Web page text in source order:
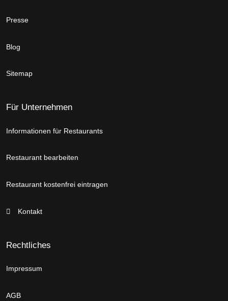
Presse
Blog
Sitemap
Für Unternehmen
Informationen für Restaurants
Restaurant bearbeiten
Restaurant kostenfrei eintragen
Kontakt
Rechtliches
Impressum
AGB